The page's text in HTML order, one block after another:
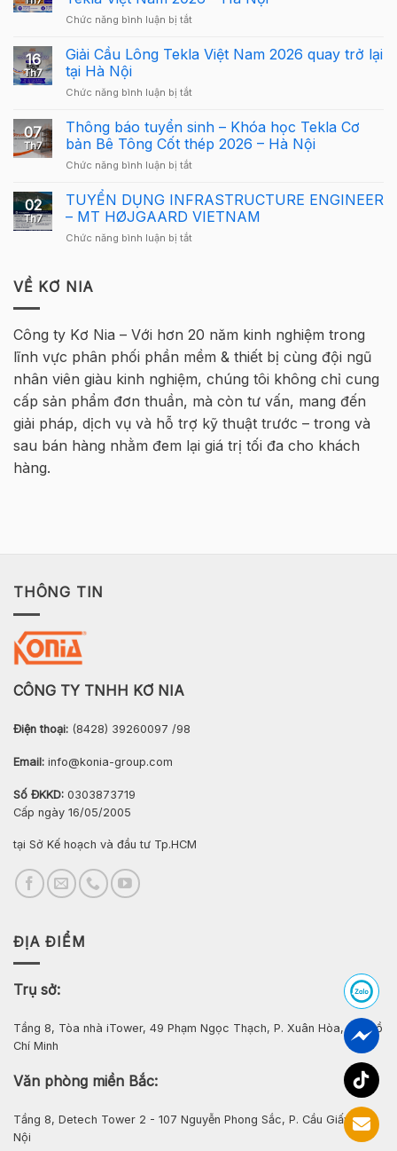
Carbon
–
dẫn
Tekla
cho
người
Chức năng bình luận bị tắtở
Bố
Cơ
Giải
Giải
Cầu
Lông
Tekla
Nam
2026
Hà
16
Th7
Giải Cầu Lông Tekla Việt Nam 2026 quay trở lại
tại Hà Nội
Chức năng bình luận bị tắtở
Cầu
Lông
Tekla
Việt
2026
quay
lại
07
Th7
Thông báo tuyển sinh – Khóa học Tekla Cơ
bản Bê Tông Cốt thép 2026 – Hà Nội
Chức năng bình luận bị tắtở
báo
tuyển
sinh
–
Bê
Cốt
thép
2026
–
Hà
Nội
02
Th7
TUYỂN DỤNG INFRASTRUCTURE ENGINEER
– MT HØJGAARD VIETNAM
Chức năng bình luận bị tắtở
MT
HØJGAARD
VIETNAM
VỀ KƠ NIA
Công ty Kơ Nia – Với hơn 20 năm kinh nghiệm trong
lĩnh vực phân phối phần mềm & thiết bị cùng đội ngũ
nhân viên giàu kinh nghiệm, chúng tôi không chỉ cung
cấp sản phẩm đơn thuần, mà còn tư vấn, mang đến
giải pháp, dịch vụ và hỗ trợ kỹ thuật trước – trong và
sau bán hàng nhằm đem lại giá trị tối đa cho khách
hàng.
THÔNG TIN
CÔNG TY TNHH KƠ NIA
Điện thoại: (8428) 39260097 /98
Email: info@konia-group.com
Số ĐKKD: 0303873719
Cấp ngày 16/05/2005
tại Sở Kế hoạch và đầu tư Tp.HCM
ĐỊA ĐIỂM
Trụ sở:
Tầng 8, Tòa nhà iTower, 49 Phạm Ngọc Thạch, P. Xuân Hòa, Tp. Hồ
Chí Minh
Văn phòng miền Bắc:
Tầng 8, Detech Tower 2 - 107 Nguyễn Phong Sắc, P. Cầu Giấy, Hà
Nội